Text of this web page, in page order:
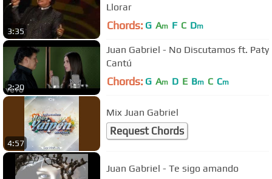
3:35
Llorar
Chords: G Am F C Dm
2:20
Juan Gabriel - No Discutamos ft. Paty
Cantú
Chords: G Am D E Bm C Cm
4:57
Mix Juan Gabriel
Request Chords
Juan Gabriel - Te sigo amando